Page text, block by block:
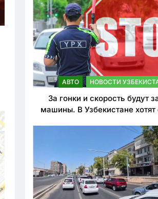
АВТО НОВОСТИ
За гонки и скорость будут
машины. В Узбекистане хотят